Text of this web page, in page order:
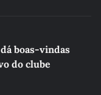
boas-vindas
do clube